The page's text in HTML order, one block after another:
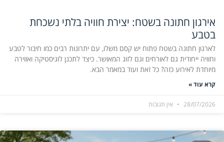
אירגון חתונה בשטח: יצירת חוויה בלתי נשכחת
בטבע
לארגון חתונה בשטח פתוח יש קסם משלו, עם יתרונות רבים כמו חיבור לטבע
וחוויה ייחודית גם לאורחים וגם לזוג המאושר. כיצד לתכנן לוגיסטיקה ואווירה
מיוחדת לאירוע כזה? כל זאת ועוד במאמר הבא.
קרא עוד »
28/07/2026 אין תגובות